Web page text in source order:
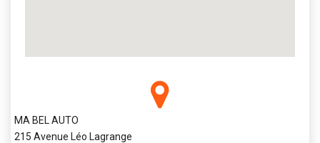
MA BEL AUTO
215 Avenue Léo Lagrange